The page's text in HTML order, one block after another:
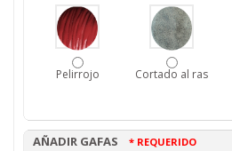
Pelirrojo Cortado al ras
AÑADIR GAFAS * REQUERIDO